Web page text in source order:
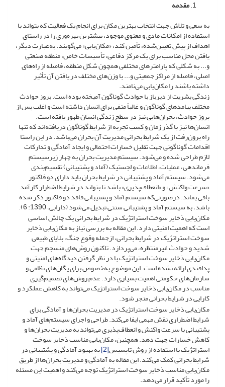
مقدمه
به سعی و تلاش جهت انتخاب بهترین مکان برای انجام یک فعالیت که بتواند با
استفاده از امکانات مادی و معنوی موجود، بیشترین بهره‌‌وری را در راستای
اهداف از پیش تعیین‌شده، تأمین کند، «مکان‌یابی» می‌گویند. به‌عبارت دیگر،
یافتن محل مناسب برای یک مرکز دفاعی، تأسیسات خاص، منطقه صنعتی
و... به شکلی که پارامترهای مختلفی همچون شکل منطقه، فاصله از راه‌های
اصلی، فاصله از مراکز جمعیتی و... با وزن‌های مختلف در یافتن آن تأثیر
داشته باشند را مکان‌یابی می‌نامند.
زندگی بشریت از دیرباز با حوادث گوناگون آمیخته بوده است. بروز حوادث
مختلف پیامدهای گوناگون و غالباً منفی برای انسان داشته است و اغلب پس از
بروز حوادث، بحران‌هایی نیز در سطح زندگی انسان ظهور یافته است.
انسان‌ها نیز با گذر زمان و کسب تجربه از شرایط گوناگون دریافته‌اند که تنها
راه برون‌رفت از یک شرایط بحرانی مدیریت آن بحران می‌باشد. در این راستا
اقدامات گوناگونی جهت تقلیل خسارات احتمالی و ایجاد آمادگی و تدارکات
لازم طراحی شده و می‌شود. سیستم مدیریت بحران به چهار زیرسیستم
فرماندهی، عملیات، اطلاعات و لجستیک (آماد و پشتیبانی) تقسیم‌بندی
می‌شود. سیستم آماد و پشتیبانی در شرایط بحران باید دارای دو فاکتور
«سرعت واکنش» و «انعطاف‌پذیری» باشد تا بتواند در شرایط اضطرار کارآمد
باقی بماند. درصورتی‌که سیستم آماد و پشتیبانی فاقد دو فاکتور ذکر شده
باشد، به سیستم آماد و پشتیبانی سنتی تبدیل می‌شود (دارابی، 1390: 6).
مکان‌یابی ذخایر سوخت استراتژیک در شرایط بحرانی یک چالش اساسی
است که اهمیت امنیتی دارد. این مقاله به بررسی نیاز به مکان‌یابی ذخایر
سوخت استراتژیک در شرایط بحرانی، ازجمله وقوع جنگ، بلایای طبیعی
شدید و حوادث غیرمنتظره، می‌پردازد. تاکنون روش‌های منسجم جهت
مکان‌یابی ذخایر سوخت استراتژیک با در نظر گرفتن دیدگاه‌های امنیتی و
پدافندی ارائه نشده است. این موضوع به‌خصوص برای یگان‌های نظامی و
سازمان‌های حکومتی اهمیت بسیاری دارد. عدم روش‌های تصمیم‌گیری
مناسب در مکان‌یابی ذخایر سوخت استراتژیک می‌تواند به کاهش عملکرد و
کارایی در شرایط بحرانی منجر شود.
مکان‌یابی ذخایر سوخت استراتژیک در مدیریت بحران‌ها و آمادگی برای
شرایط اضطراری نقش مهمی ایفا می‌کند. طراحی و اجرای سیستم‌های آماد و
پشتیبانی با سرعت واکنش و انعطاف‌پذیری می‌تواند به مدیریت بحران‌ها و
کاهش خسارات جهت دهد. همچنین، مکان‌یابی مناسب ذخایر سوخت
استراتژیک با استفاده از روش تاپسیس[2] به بهبود آمادگی و پشتیبانی در
شرایط بحرانی کمک می‌کند. این مقاله به آمادگی و مدیریت بحران‌ها از طریق
مکان‌یابی مناسب ذخایر سوخت استراتژیک توجه می‌کند و اهمیت این مسئله
را مورد تأکید قرار می‌دهد.